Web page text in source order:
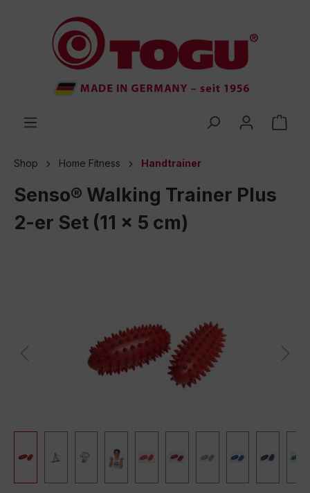
springen
Shop Home Fitness Handtrainer
Senso® Walking Trainer Plus
2-er Set (11 x 5 cm)